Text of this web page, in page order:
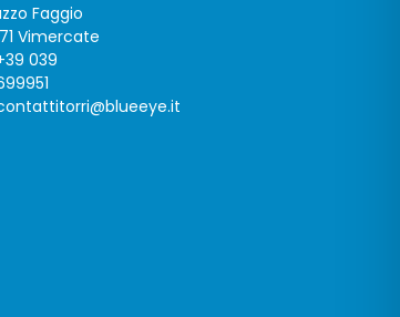
Faggio
Vimercate
039